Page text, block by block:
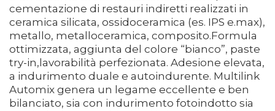
cementazione di restauri indiretti realizzati in
ceramica silicata, ossidoceramica (es. IPS e.max),
metallo, metalloceramica, composito.Formula
ottimizzata, aggiunta del colore “bianco”, paste
try-in,lavorabilità perfezionata. Adesione elevata,
a indurimento duale e autoindurente. Multilink
Automix genera un legame eccellente e ben
bilanciato, sia con indurimento fotoindotto sia